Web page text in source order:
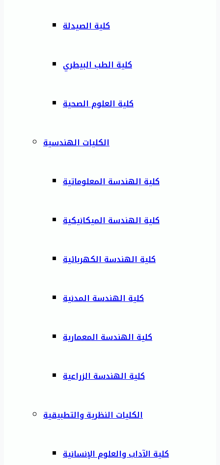
كلية الصيدلة
كلية الطب البيطري
كلية العلوم الصحية
الكليات الهندسية
كلية الهندسة المعلوماتية
كلية الهندسة الميكانيكية
كلية الهندسة الكهربائية
كلية الهندسة المدنية
كلية الهندسة المعمارية
كلية الهندسة الزراعية
الكليات النظرية والتطبيقية
كلية الآداب والعلوم الإنسانية